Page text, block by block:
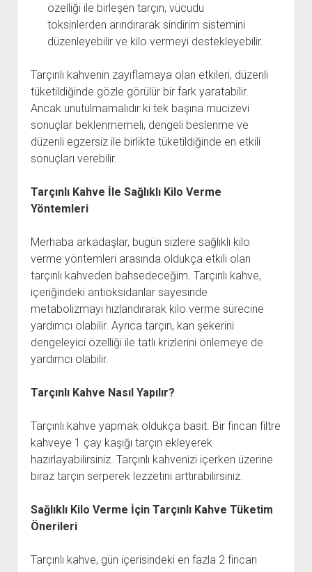
özelliği ile birleşen tarçın, vücudu
toksinlerden arındırarak sindirim sistemini
düzenleyebilir ve kilo vermeyi destekleyebilir.
Tarçınlı kahvenin zayıflamaya olan etkileri, düzenli
tüketildiğinde gözle görülür bir fark yaratabilir.
Ancak unutulmamalıdır ki tek başına mucizevi
sonuçlar beklenmemeli, dengeli beslenme ve
düzenli egzersiz ile birlikte tüketildiğinde en etkili
sonuçları verebilir.
Tarçınlı Kahve İle Sağlıklı Kilo Verme
Yöntemleri
Merhaba arkadaşlar, bugün sizlere sağlıklı kilo
verme yöntemleri arasında oldukça etkili olan
tarçınlı kahveden bahsedeceğim. Tarçınlı kahve,
içeriğindeki antioksidanlar sayesinde
metabolizmayı hızlandırarak kilo verme sürecine
yardımcı olabilir. Ayrıca tarçın, kan şekerini
dengeleyici özelliği ile tatlı krizlerini önlemeye de
yardımcı olabilir.
Tarçınlı Kahve Nasıl Yapılır?
Tarçınlı kahve yapmak oldukça basit. Bir fincan filtre
kahveye 1 çay kaşığı tarçın ekleyerek
hazırlayabilirsiniz. Tarçınlı kahvenizi içerken üzerine
biraz tarçın serperek lezzetini arttırabilirsiniz.
Sağlıklı Kilo Verme İçin Tarçınlı Kahve Tüketim
Önerileri
Tarçınlı kahve, gün içerisindeki en fazla 2 fincan